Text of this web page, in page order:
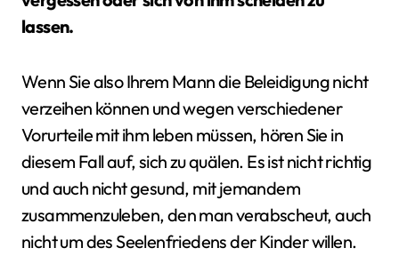
lassen.
Wenn Sie also Ihrem Mann die Beleidigung nicht
verzeihen können und wegen verschiedener
Vorurteile mit ihm leben müssen, hören Sie in
diesem Fall auf, sich zu quälen. Es ist nicht richtig
und auch nicht gesund, mit jemandem
zusammenzuleben, den man verabscheut, auch
nicht um des Seelenfriedens der Kinder willen.